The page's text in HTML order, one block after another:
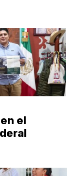
el